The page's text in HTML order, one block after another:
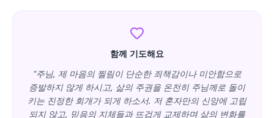
함께 기도해요
"주님, 제 마음의 찔림이 단순한 죄책감이나 미안함으로
증발하지 않게 하시고, 삶의 주권을 온전히 주님께로 돌이
키는 진정한 회개가 되게 하소서. 저 혼자만의 신앙에 고립
되지 않고, 믿음의 지체들과 뜨겁게 교제하며 삶의 변화를